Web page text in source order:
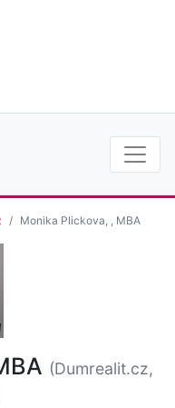
Monika Plickova, , MBA
(Dumrealit.cz,